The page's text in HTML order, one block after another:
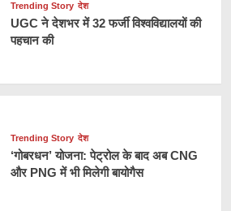
Trending Story देश
UGC ने देशभर में 32 फर्जी विश्वविद्यालयों की
पहचान की
Trending Story देश
‘गोबरधन’ योजना: पेट्रोल के बाद अब CNG
और PNG में भी मिलेगी बायोगैस